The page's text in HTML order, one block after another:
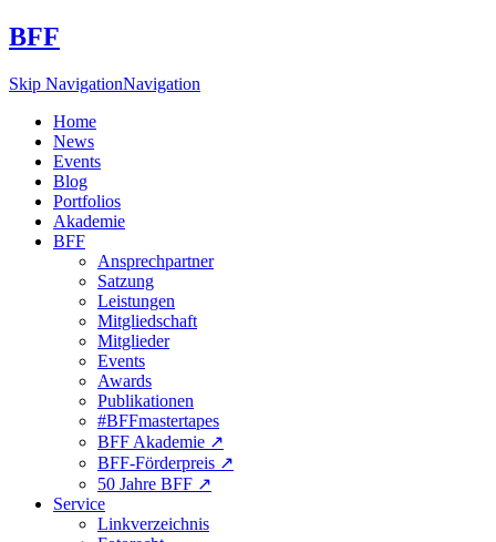
BFF
Skip NavigationNavigation
Home
News
Events
Blog
Portfolios
Akademie
BFF
Ansprechpartner
Satzung
Leistungen
Mitgliedschaft
Mitglieder
Events
Awards
Publikationen
#BFFmastertapes
BFF Akademie ↗︎
BFF-Förderpreis ↗︎
50 Jahre BFF ↗︎
Service
Linkverzeichnis